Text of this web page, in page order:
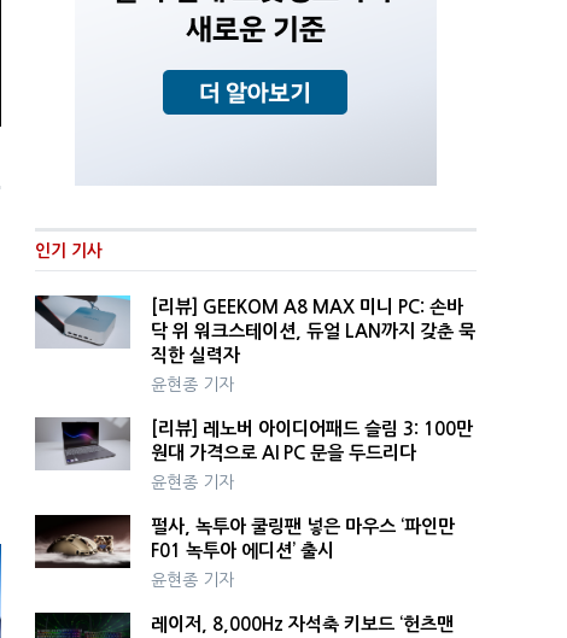
인기 기사
[리뷰] GEEKOM A8 MAX 미니 PC: 손바
닥 위 워크스테이션, 듀얼 LAN까지 갖춘 묵
직한 실력자
윤현종 기자
[리뷰] 레노버 아이디어패드 슬림 3: 100만
원대 가격으로 AI PC 문을 두드리다
윤현종 기자
펄사, 녹투아 쿨링팬 넣은 마우스 ‘파인만
F01 녹투아 에디션’ 출시
윤현종 기자
레이저, 8,000Hz 자석축 키보드 ‘헌츠맨